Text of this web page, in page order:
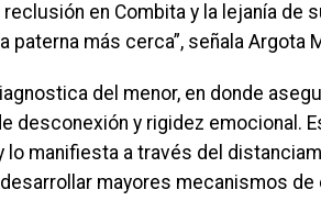
en Combita y la lejanía de
más cerca”, señala Argota
del menor, en donde
desconexión y rigidez emocional.
manifiesta a través del
mayores mecanismos de